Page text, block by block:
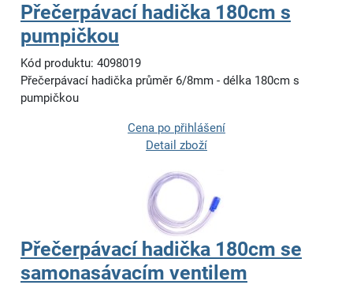
Přečerpávací hadička 180cm s
pumpičkou
Kód produktu: 4098019
Přečerpávací hadička průměr 6/8mm - délka 180cm s
pumpičkou
Cena po přihlášení
Detail zboží
Přečerpávací hadička 180cm se
samonasávacím ventilem